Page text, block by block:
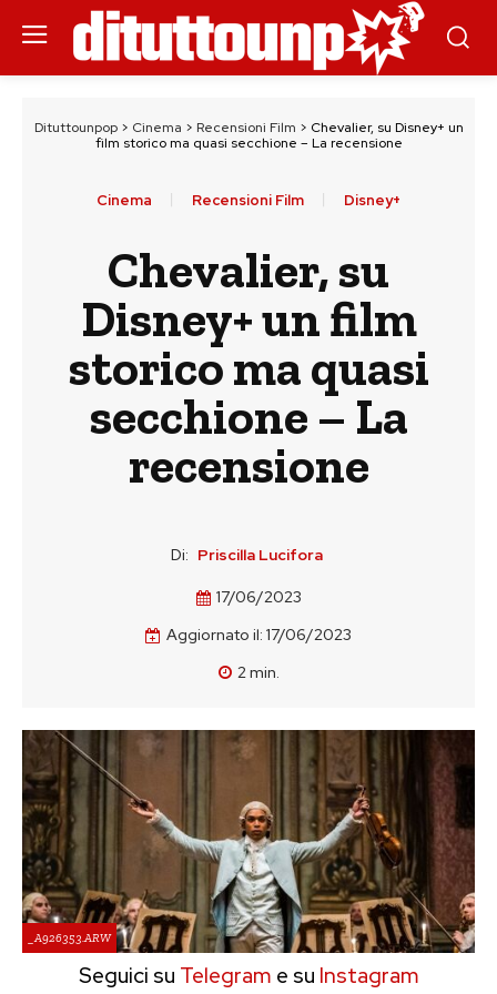
Dituttounpop> Cinema > Recensioni Film > Chevalier, su Disney+ un
film storico ma quasi secchione – La recensione
Cinema Recensioni Film Disney+
Chevalier, su
Disney+ un film
storico ma quasi
secchione – La
recensione
Di: Priscilla Lucifora
17/06/2023
Aggiornato il: 17/06/2023
2min.
_A926353.ARW
Seguici su Telegram e su Instagram